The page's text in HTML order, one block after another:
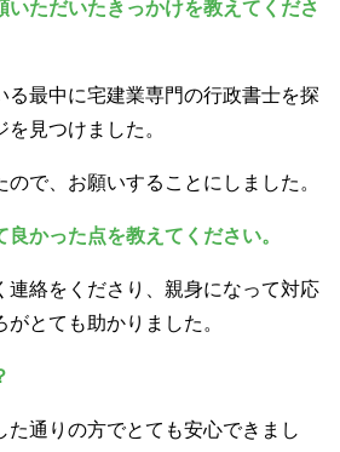
いただいたきっかけを教えてくださ
る最中に宅建業専門の行政書士を探
見つけました。
で、お願いすることにしました。
良かった点を教えてください。
連絡をくださり、親身になって対応
とても助かりました。
た通りの方でとても安心できまし